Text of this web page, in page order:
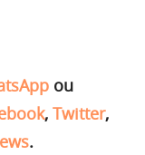
ou
, Twitter,
.